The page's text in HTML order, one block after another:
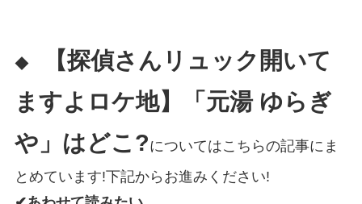
◆
【探偵さんリュック開いて
ますよロケ地】「元湯 ゆらぎ
や」はどこ?についてはこちらの記事にま
とめています!下記からお進みください!